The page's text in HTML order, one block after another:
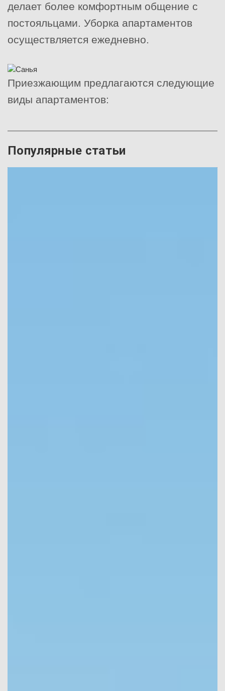
делает более комфортным общение с
постояльцами. Уборка апартаментов
осуществляется ежедневно.
Приезжающим предлагаются следующие
виды апартаментов:
Популярные статьи